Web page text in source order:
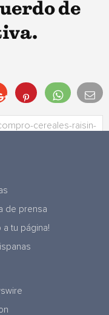
de
de prensa
a tu página!